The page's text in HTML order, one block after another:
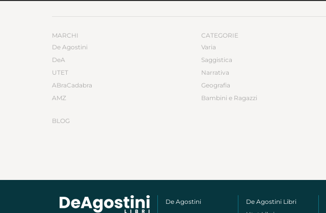
MARCHI
De Agostini
DeA
UTET
ABraCadabra
AMZ
BLOG
CATEGORIE
Varia
Saggistica
Narrativa
Geografia
Bambini e Ragazzi
De Agostini
De Agostini Libri